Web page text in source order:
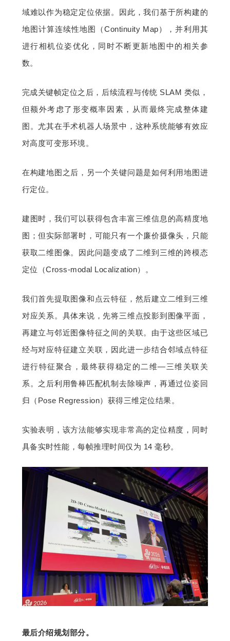
域难以作为稳定定位依据。因此，我们基于所构建的
地图计算连续性地图（Continuity Map），并利用其
进行相机位姿优化，同时不断更新地图中的相关参
数。
完成关键帧定位之后，后续流程与传统 SLAM 类似，
但额外考虑了形变概率因素，从而最终完成整体建
图。尤其在手术机器人场景中，这种系统能够有效应
对高度可变形环境。
在构建地图之后，另一个关键问题是如何利用地图进
行定位。
建图时，我们可以获得包含丰富三维信息的高精度地
图；但实际部署时，可能只有一个廉价摄像头，只能
获取二维图像。因此问题变成了二维到三维的跨模态
定位（Cross-modal Localization）。
我们首先提取图像和点云特征，然后建立二维到三维
对应关系。具体来说，先将三维点投影到图像平面，
再建立与邻近图像特征之间的关联。由于这些区域已
经与对应特征建立关联，因此进一步结合邻域点特征
进行特征聚合，最终获得稳定的二维—三维关联关
系。之后利用鲁棒匹配机制去除噪声，再通过位姿回
归（Pose Regression）获得三维定位结果。
实验表明，该方法能够实现非常高的定位精度，同时
具备实时性能，每帧推理时间仅为 14 毫秒。
最后介绍规划部分。